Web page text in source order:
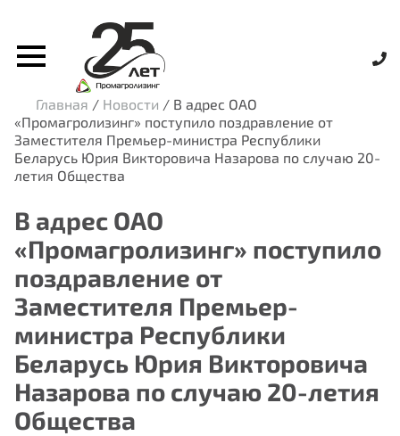
Главная / Новости / В адрес ОАО
«Промагролизинг» поступило поздравление от
Заместителя Премьер-министра Республики
Беларусь Юрия Викторовича Назарова по случаю 20-
летия Общества
В адрес ОАО
«Промагролизинг» поступило
поздравление от
Заместителя Премьер-
министра Республики
Беларусь Юрия Викторовича
Назарова по случаю 20-летия
Общества